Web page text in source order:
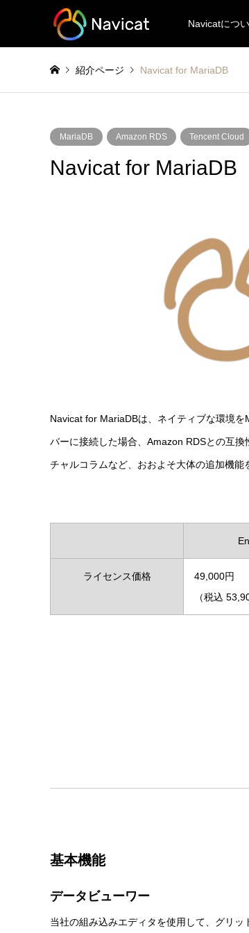
Navicatにつ
紹介ページ Navicat for MariaDB
MariaDB Amazon RDS Tencent Cloud
Navicat for MariaDB
Navicat for MariaDBは、ネイティブな環境
バーに接続した場合、Amazon RDSとの互
チャルコラムなど、おおよそ大体の追加機能
ライセンス価格
49,000円
（税込
基本機能
データビューワー
当社の組み込みエディタを使用して、グリッ